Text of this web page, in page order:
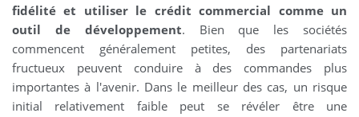
fidélité et utiliser le crédit commercial comme un
outil de développement. Bien que les sociétés
commencent généralement petites, des partenariats
fructueux peuvent conduire à des commandes plus
importantes à l'avenir. Dans le meilleur des cas, un risque
initial relativement faible peut se révéler être une